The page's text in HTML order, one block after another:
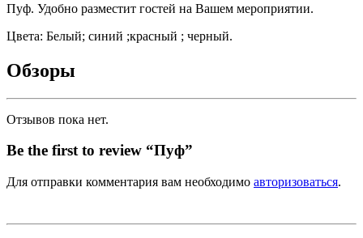
Пуф. Удобно разместит гостей на Вашем мероприятии.
Цвета: Белый; синий ;красный ; черный.
Обзоры
Отзывов пока нет.
Be the first to review “Пуф”
Для отправки комментария вам необходимо авторизоваться.